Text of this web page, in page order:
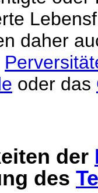
daher
oder das
der
des